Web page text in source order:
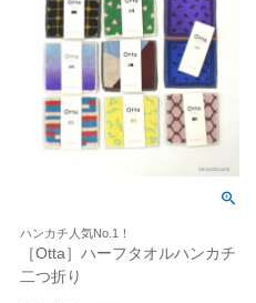
ハンカチ人気No.1！
［Otta］ハーフタオルハンカチ
二つ折り